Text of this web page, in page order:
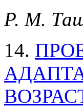
Р. М.
14.